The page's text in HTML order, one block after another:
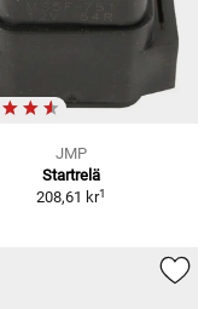
JMP
Startrelä
208,61 kr1